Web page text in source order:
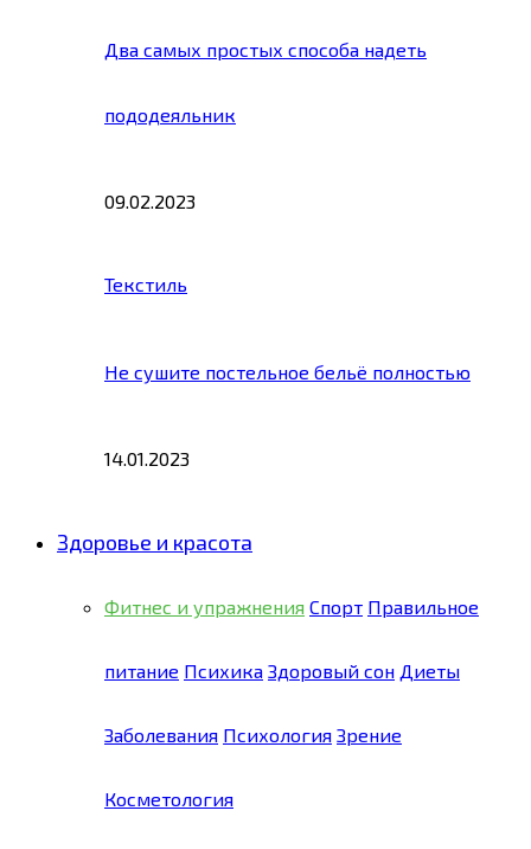
Два самых простых способа надеть
пододеяльник
09.02.2023
Текстиль
Не сушите постельное бельё полностью
14.01.2023
Здоровье и красота
Фитнес и упражнения Спорт Правильное
питание Психика Здоровый сон Диеты
Заболевания Психология Зрение
Косметология